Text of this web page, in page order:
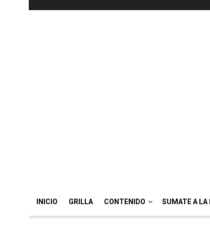
INICIO GRILLA CONTENIDO SUMATE A LA